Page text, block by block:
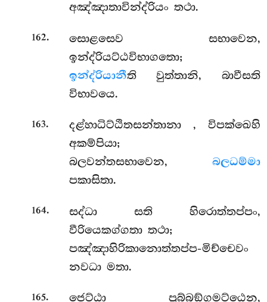
අඤ්ඤාතාවින්ද්රියං තථා.
162. සොළසෙව සභාවෙන,
ඉන්ද්රියට්ඨවිභාගතො;
ඉන්ද්රියානීති වුත්තානි, බාවීසති
විභාවයෙ.
163. දළ්හාධිට්ඨිතසන්තානා , විපක්ඛෙහි
අකම්පියා;
බලවන්තසභාවෙන, බලධම්මා
පකාසිතා.
164.
සද්ධා සති හිරොත්තප්පං,
වීරියෙකග්ගතා තථා;
පඤ්ඤාහිරිකානොත්තප්ප-මිච්චෙවං
නවධා මතා.
165. ජෙට්ඨා පුබ්බඞ්ගමට්ඨෙන,